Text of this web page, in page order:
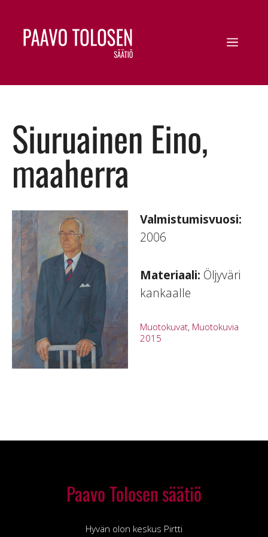
Siuruainen Eino,
maaherra
Valmistumisvuosi:
2006
Materiaali: Öljyväri
kankaalle
Muotokuvat, Muotokuvia
2015
Paavo Tolosen säätiö
Hyvän olon keskus Pirtti